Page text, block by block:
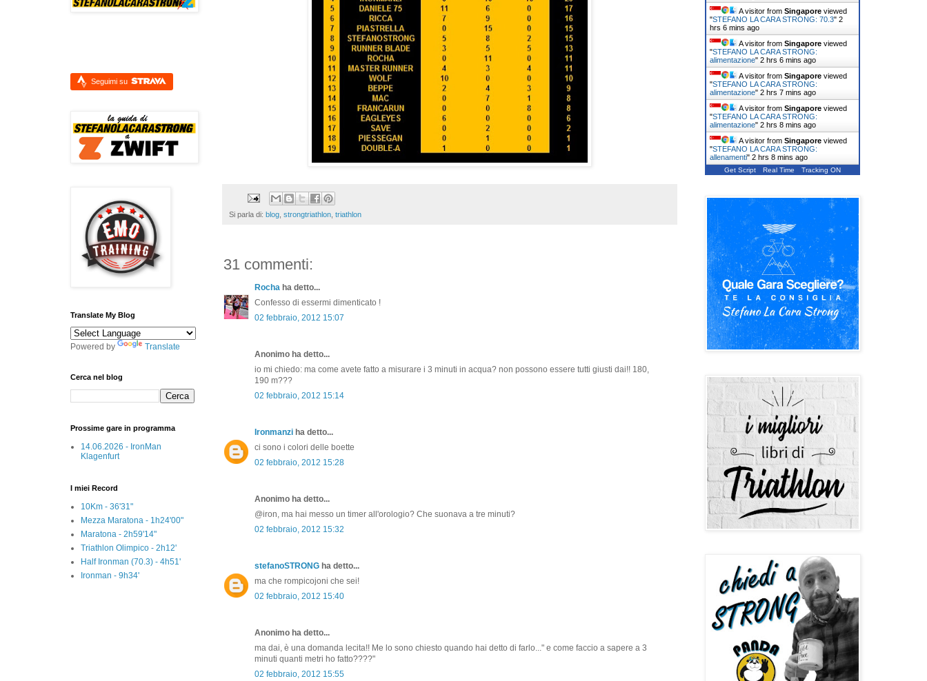
Si parla di: blog strongtriathlon triathlon
31 commenti:
Rocha ha detto...
Confesso di essermi dimenticato !
02 febbraio, 2012 15:07
Anonimo ha detto...
io mi chiedo: ma come avete fatto a misurare i 3 minuti in acqua? non possono essere tutti giusti dai!! 180,
190 m???
02 febbraio, 2012 15:14
Ironmanzi ha detto...
ci sono i colori delle boette
02 febbraio, 2012 15:28
Anonimo ha detto...
@iron, ma hai messo un timer all'orologio? Che suonava a tre minuti?
02 febbraio, 2012 15:32
stefanoSTRONG ha detto...
ma che rompicojoni che sei!
02 febbraio, 2012 15:40
Anonimo ha detto...
ma dai, è una domanda lecita!! Me lo sono chiesto quando hai detto di farlo..." e come faccio a sapere a 3
minuti quanti metri ho fatto????"
02 febbraio, 2012 15:55
Seguimi su
Translate My Blog
Powered by Translate
Cerca nel blog
Prossime gare in programma
14.06.2026 - IronMan
Klagenfurt
I miei Record
10Km - 36'31"
Mezza Maratona - 1h24'00"
Maratona - 2h59'14"
Triathlon Olimpico - 2h12'
Half Ironman (70.3) - 4h51'
Ironman - 9h34'
A visitor from Singapore viewed
"STEFANO LA CARA STRONG: 70.3" 2
hrs 6 mins ago
A visitor from Singapore viewed
"STEFANO LA CARA STRONG:
alimentazione" 2 hrs 6 mins ago
A visitor from Singapore viewed
"STEFANO LA CARA STRONG:
alimentazione" 2 hrs 7 mins ago
A visitor from Singapore viewed
"STEFANO LA CARA STRONG:
alimentazione" 2 hrs 8 mins ago
A visitor from Singapore viewed
"STEFANO LA CARA STRONG:
allenamenti" 2 hrs 8 mins ago
Get Script Real Time Tracking ON